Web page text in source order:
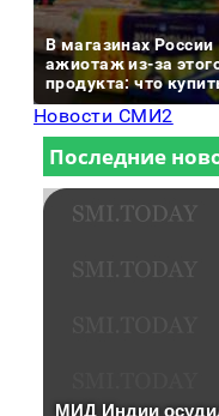
В магазинах России
ажиотаж из-за
продукта: что
Новости СМИ2